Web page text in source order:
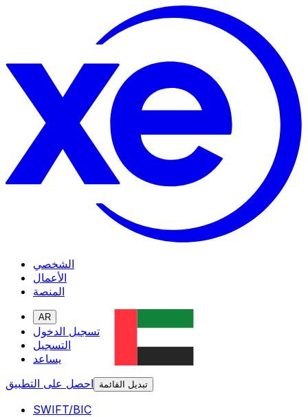
الشخصي
الأعمال
المنصة
AR
تسجيل الدخول
التسجيل
يساعد
احصل على التطبيق
تبديل القائمة
SWIFT/BIC